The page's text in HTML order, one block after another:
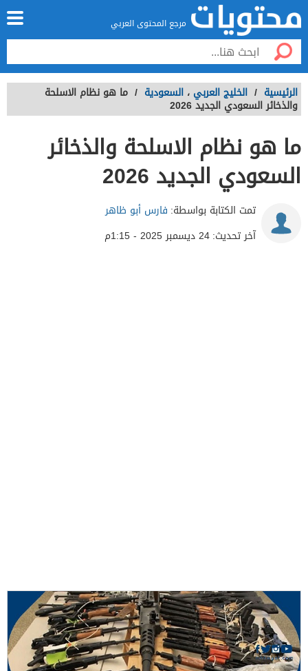
مرجع المحتوى العربي
الرئيسية / الخليج العربي ، السعودية / ما هو نظام الاسلحة
والذخائر السعودي الجديد 2026
ما هو نظام الاسلحة والذخائر
السعودي الجديد 2026
تمت الكتابة بواسطة: فارس أبو ظاهر
آخر تحديث:24 ديسمبر 2025 - 1:15م